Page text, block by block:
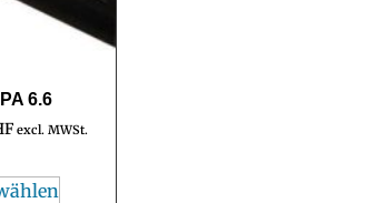
6.6
excl. MWSt.